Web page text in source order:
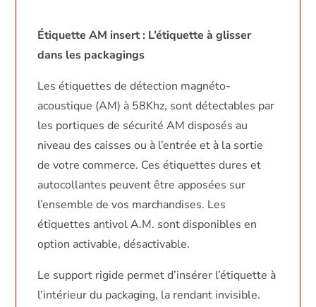
Étiquette AM insert : L’étiquette à glisser
dans les packagings
Les étiquettes de détection magnéto-
acoustique (AM) à 58Khz, sont détectables par
les portiques de sécurité AM disposés au
niveau des caisses ou à l’entrée et à la sortie
de votre commerce. Ces étiquettes dures et
autocollantes peuvent être apposées sur
l’ensemble de vos marchandises. Les
étiquettes antivol A.M. sont disponibles en
option activable, désactivable.
Le support rigide permet d’insérer l’étiquette à
l’intérieur du packaging, la rendant invisible.